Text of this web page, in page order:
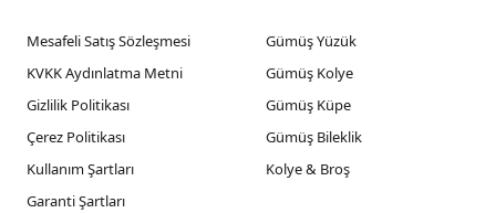
Mesafeli Satış Sözleşmesi
KVKK Aydınlatma Metni
Gizlilik Politikası
Çerez Politikası
Kullanım Şartları
Garanti Şartları
Gümüş Yüzük
Gümüş Kolye
Gümüş Küpe
Gümüş Bileklik
Kolye & Broş